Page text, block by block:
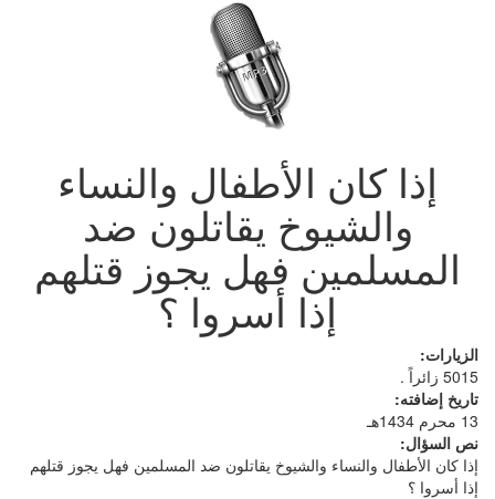
إذا كان الأطفال والنساء
والشيوخ يقاتلون ضد
المسلمين فهل يجوز قتلهم
إذا أسروا ؟
الزيارات:
5015 زائراً .
تاريخ إضافته:
13 محرم 1434هـ
نص السؤال:
إذا كان الأطفال والنساء والشيوخ يقاتلون ضد المسلمين فهل يجوز قتلهم
إذا أسروا ؟